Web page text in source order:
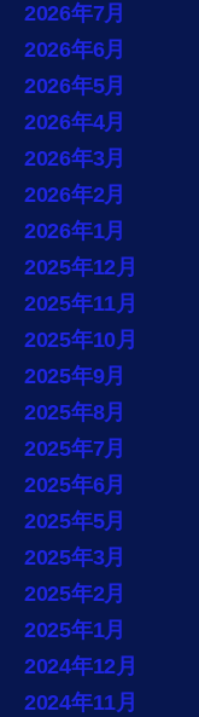
2026年7月
2026年6月
2026年5月
2026年4月
2026年3月
2026年2月
2026年1月
2025年12月
2025年11月
2025年10月
2025年9月
2025年8月
2025年7月
2025年6月
2025年5月
2025年3月
2025年2月
2025年1月
2024年12月
2024年11月